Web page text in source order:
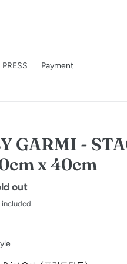
PRESS Payment
GARMI -
x 40cm
out
included.